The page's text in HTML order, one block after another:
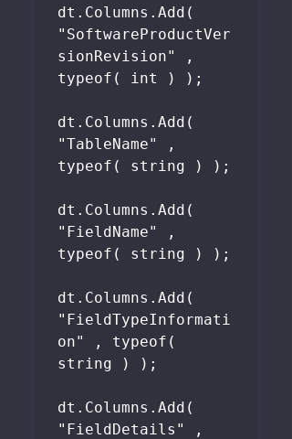
dt.Columns.Add(
"SoftwareProductVer
sionRevision" ,
typeof( int ) );
dt.Columns.Add(
"TableName" ,
typeof( string ) );
dt.Columns.Add(
"FieldName" ,
typeof( string ) );
dt.Columns.Add(
"FieldTypeInformati
on" , typeof(
string ) );
dt.Columns.Add(
"FieldDetails" ,